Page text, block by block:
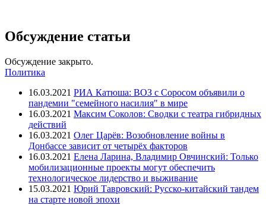
Обсуждение статьи
Обсуждение закрыто.
Политика
16.03.2021 РИА Катюша: ВОЗ с Соросом объявили о
пандемии "семейного насилия" в мире
16.03.2021 Максим Соколов: Сводки с театра гибридных
действий
16.03.2021 Олег Царёв: Возобновление войны в
Донбассе зависит от четырёх факторов
16.03.2021 Елена Ларина, Владимир Овчинский: Только
мобилизационные проекты могут обеспечить
технологическое лидерство и выживание
15.03.2021 Юрий Тавровский: Русско-китайский тандем
на старте новой эпохи